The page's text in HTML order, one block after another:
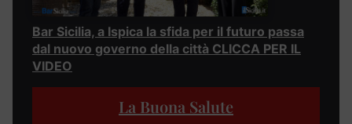
Bar Sicilia, a Ispica la sfida per il futuro passa
dal nuovo governo della città CLICCA PER IL
VIDEO
La Buona Salute